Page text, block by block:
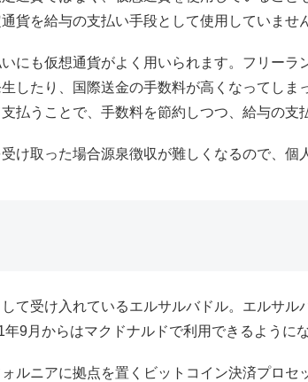
貨を給与の支払い手段として使用していませ
にも仮想通貨がよく用いられます。フリーラ
したり、国際送金の手数料が高くなってしま
払うことで、手数料を節約しつつ、給与の支
け取った場合源泉徴収が難しくなるので、個
て受け入れているエルサルバドル。エルサル
9月からはマクドナルドで利用できるように
ルニアに拠点を置くビットコイン決済プロセ